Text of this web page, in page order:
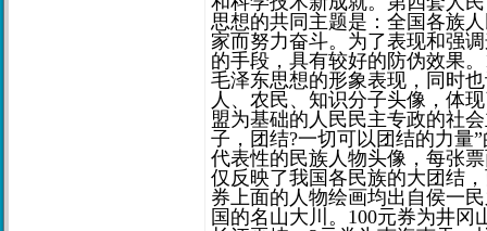
思想的共同主题是：全国各族
家而努力奋斗。为了表现和强
的手段，具有较好的防伪效果
毛泽东思想的形象表现，同时
人、农民、知识分子头像，体
盟为基础的人民民主专政的社
子，团结?一切可以团结的力量
代表性的民族人物头像，每张
仅反映了我国各民族的大团结
券上面的人物绘画均出自侯一
国的名山大川。100元券为井